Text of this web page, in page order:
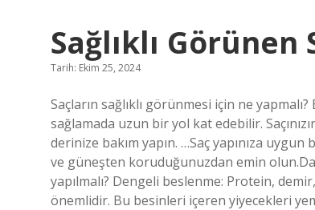
Sağlıklı Görünen
Tarih: Ekim 25, 2024
Saçların sağlıklı görünmesi için ne
sağlamada uzun bir yol kat edebilir.
derinize bakım yapın. …Saç yapınıza uygun
ve güneşten koruduğunuzdan emin
yapılmalı? Dengeli beslenme: Protein,
önemlidir. Bu besinleri içeren yiyecekleri